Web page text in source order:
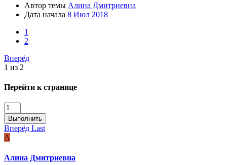
Автор темы Алина Дмитриевна
Дата начала 8 Июл 2018
1
2
Вперёд
1 из 2
Перейти к странице
Выполнить
Вперёд Last
А
Алина Дмитриевна